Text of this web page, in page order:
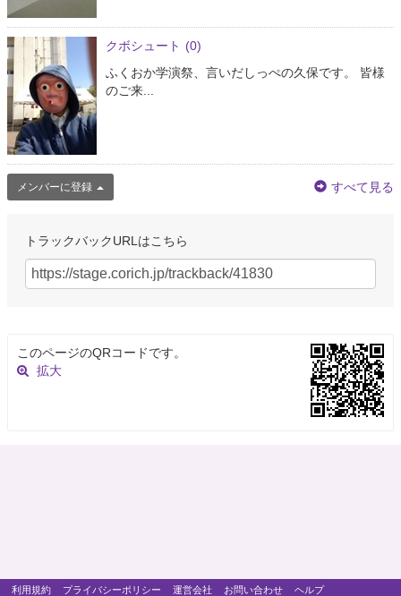
クボシュート (0)
ふくおか学演祭、言いだしっぺの久保です。 皆様
のご来...
メンバーに登録 すべて見る
トラックバックURLはこちら
このページのQRコードです。
拡大
利用規約 プライバシーポリシー 運営会社 お問い合わせ ヘルプ